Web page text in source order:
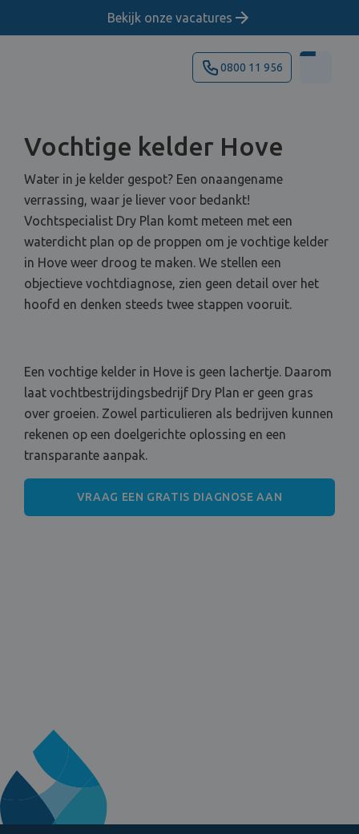
Bekijk onze vacatures
0800 11 956
Vochtige kelder Hove
Water in je kelder gespot? Een onaangename
verrassing, waar je liever voor bedankt!
Vochtspecialist Dry Plan komt meteen met een
waterdicht plan op de proppen om je vochtige kelder
in Hove weer droog te maken. We stellen een
objectieve vochtdiagnose, zien geen detail over het
hoofd en denken steeds twee stappen vooruit.
Een vochtige kelder in Hove is geen lachertje. Daarom
laat vochtbestrijdingsbedrijf Dry Plan er geen gras
over groeien. Zowel particulieren als bedrijven kunnen
rekenen op een doelgerichte oplossing en een
transparante aanpak.
VRAAG EEN GRATIS DIAGNOSE AAN